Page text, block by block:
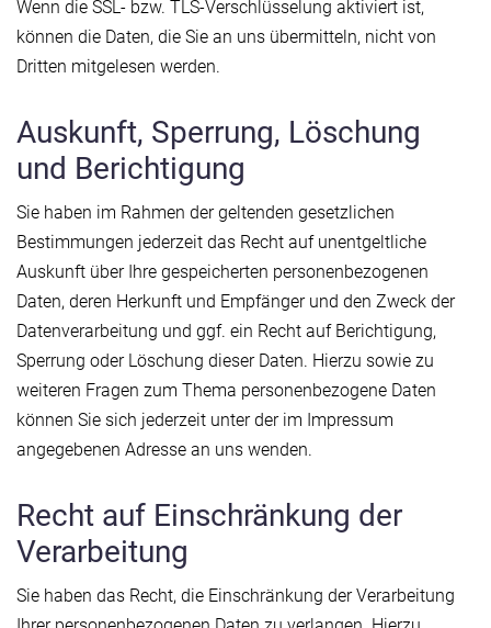
Wenn die SSL- bzw. TLS-Verschlüsselung aktiviert ist,
können die Daten, die Sie an uns übermitteln, nicht von
Dritten mitgelesen werden.
Auskunft, Sperrung, Löschung
und Berichtigung
Sie haben im Rahmen der geltenden gesetzlichen
Bestimmungen jederzeit das Recht auf unentgeltliche
Auskunft über Ihre gespeicherten personenbezogenen
Daten, deren Herkunft und Empfänger und den Zweck der
Datenverarbeitung und ggf. ein Recht auf Berichtigung,
Sperrung oder Löschung dieser Daten. Hierzu sowie zu
weiteren Fragen zum Thema personenbezogene Daten
können Sie sich jederzeit unter der im Impressum
angegebenen Adresse an uns wenden.
Recht auf Einschränkung der
Verarbeitung
Sie haben das Recht, die Einschränkung der Verarbeitung